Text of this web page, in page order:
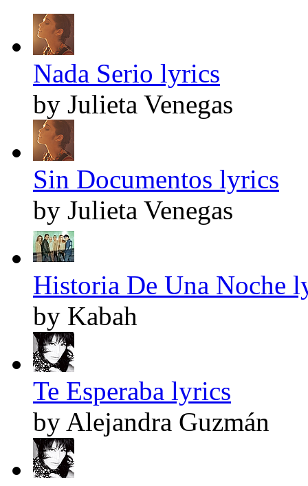
Nada Serio lyrics
by Julieta Venegas
Sin Documentos lyrics
by Julieta Venegas
Historia De Una Noche
by Kabah
Te Esperaba lyrics
by Alejandra Guzmán